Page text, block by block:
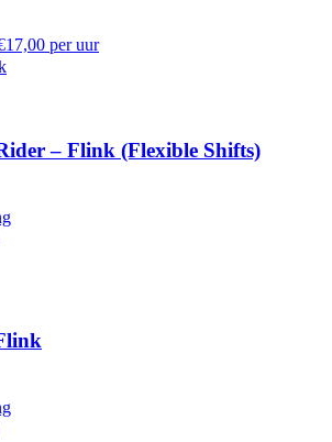
per uur
– Flink (Flexible Shifts)